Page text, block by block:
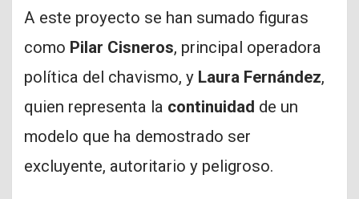
A este proyecto se han sumado figuras
como Pilar Cisneros, principal operadora
política del chavismo, y Laura Fernández,
quien representa la continuidad de un
modelo que ha demostrado ser
excluyente, autoritario y peligroso.